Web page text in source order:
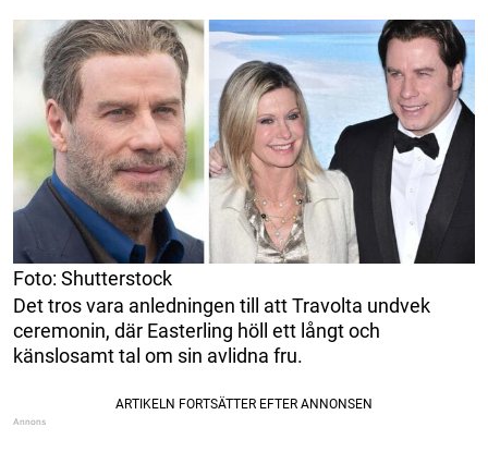
Foto: Shutterstock
Det tros vara anledningen till att Travolta undvek
ceremonin, där Easterling höll ett långt och
känslosamt tal om sin avlidna fru.